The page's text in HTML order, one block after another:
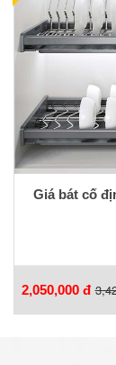
Giá bát cố
2,050,000 đ